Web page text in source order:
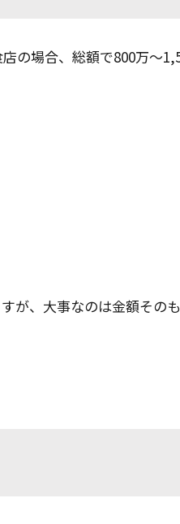
の場合、総額で800万〜
、大事なのは金額そのも